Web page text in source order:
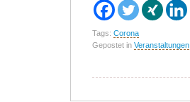
Tags: Corona
Gepostet in Veranstaltungen